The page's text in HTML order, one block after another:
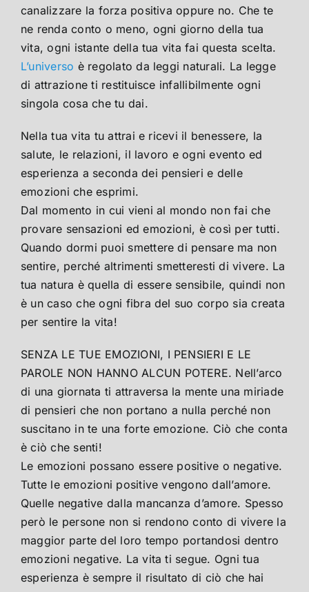
canalizzare la forza positiva oppure no. Che te
ne renda conto o meno, ogni giorno della tua
vita, ogni istante della tua vita fai questa scelta.
L’universo è regolato da leggi naturali. La legge
di attrazione ti restituisce infallibilmente ogni
singola cosa che tu dai.
Nella tua vita tu attrai e ricevi il benessere, la
salute, le relazioni, il lavoro e ogni evento ed
esperienza a seconda dei pensieri e delle
emozioni che esprimi.
Dal momento in cui vieni al mondo non fai che
provare sensazioni ed emozioni, è così per tutti.
Quando dormi puoi smettere di pensare ma non
sentire, perché altrimenti smetteresti di vivere. La
tua natura è quella di essere sensibile, quindi non
è un caso che ogni fibra del suo corpo sia creata
per sentire la vita!
SENZA LE TUE EMOZIONI, I PENSIERI E LE
PAROLE NON HANNO ALCUN POTERE. Nell’arco
di una giornata ti attraversa la mente una miriade
di pensieri che non portano a nulla perché non
suscitano in te una forte emozione. Ciò che conta
è ciò che senti!
Le emozioni possano essere positive o negative.
Tutte le emozioni positive vengono dall’amore.
Quelle negative dalla mancanza d’amore. Spesso
però le persone non si rendono conto di vivere la
maggior parte del loro tempo portandosi dentro
emozioni negative. La vita ti segue. Ogni tua
esperienza è sempre il risultato di ciò che hai